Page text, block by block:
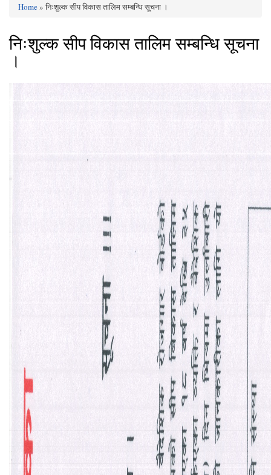
You are here
Home» निःशुल्क सीप विकास तालिम सम्बन्धि सूचना ।
निःशुल्क सीप विकास तालिम सम्बन्धि सूचना
।